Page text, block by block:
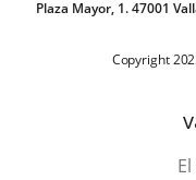
Plaza Mayor, 1. 47001
Copyright